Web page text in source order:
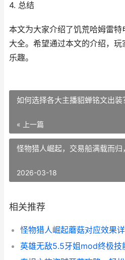
4. 总结
本文为大家介绍了饥荒哈姆雷
大全。希望通过本文的介绍，
乐趣。
如何选择各大主播貂蝉铭文出装
« 上一篇
怪物猎人崛起，交易船满载而归
2026-03-18
相关推荐